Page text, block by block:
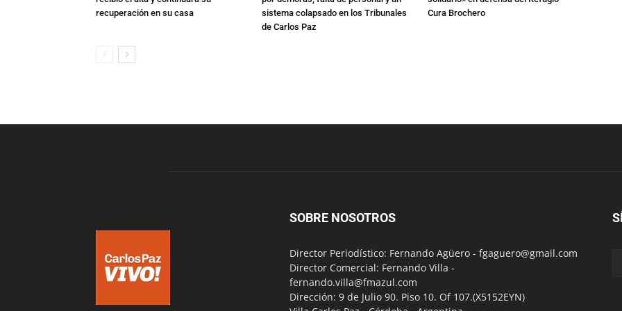
recuperación en su casa
sistema colapsado en los Tribunales
de Carlos Paz
Cura Brochero
SOBRE NOSOTROS
Director Periodístico: Fernando Agüero - fgaguero@gmail.com
Director Comercial: Fernando Villa -
fernando.villa@fmazul.com
Dirección: 9 de Julio 90. Piso 10. Of 107.(X5152EYN)